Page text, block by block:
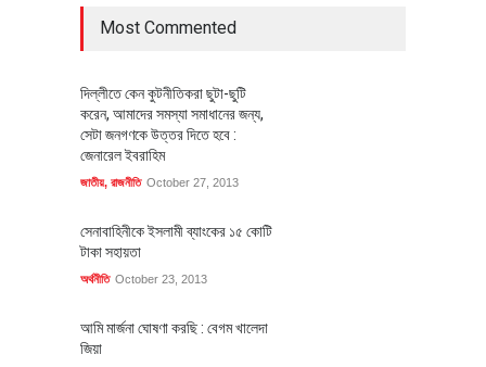
Most Commented
দিল্লীতে কেন কুটনীতিকরা ছুটা-ছুটি
করেন, আমাদের সমস্যা সমাধানের জন্য,
সেটা জনগণকে উত্তর দিতে হবে :
জেনারেল ইবরাহিম
জাতীয়, রাজনীতি October 27, 2013
সেনাবাহিনীকে ইসলামী ব্যাংকের ১৫ কোটি
টাকা সহায়তা
অর্থনীতি October 23, 2013
আমি মার্জনা ঘোষণা করছি : বেগম খালেদা
জিয়া